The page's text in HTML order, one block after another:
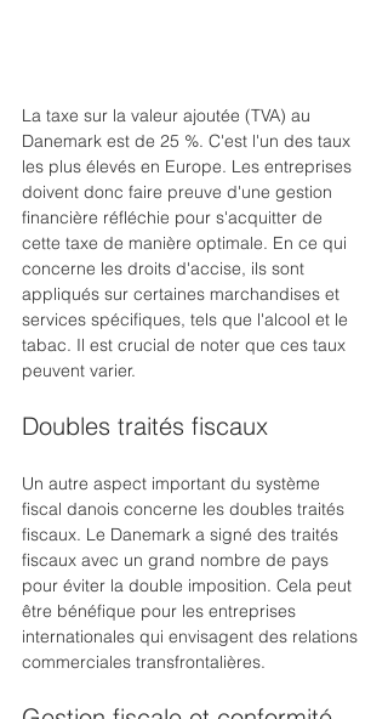
La taxe sur la valeur ajoutée (TVA) au
Danemark est de 25 %. C'est l'un des taux
les plus élevés en Europe. Les entreprises
doivent donc faire preuve d'une gestion
financière réfléchie pour s'acquitter de
cette taxe de manière optimale. En ce qui
concerne les droits d'accise, ils sont
appliqués sur certaines marchandises et
services spécifiques, tels que l'alcool et le
tabac. Il est crucial de noter que ces taux
peuvent varier.
Doubles traités fiscaux
Un autre aspect important du système
fiscal danois concerne les doubles traités
fiscaux. Le Danemark a signé des traités
fiscaux avec un grand nombre de pays
pour éviter la double imposition. Cela peut
être bénéfique pour les entreprises
internationales qui envisagent des relations
commerciales transfrontalières.